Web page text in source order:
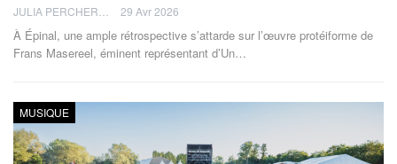
29 Avr 2026
À Épinal, une ample rétrospective s’attarde sur l’œuvre protéiforme de
Frans Masereel, éminent représentant d’Un…
MUSIQUE